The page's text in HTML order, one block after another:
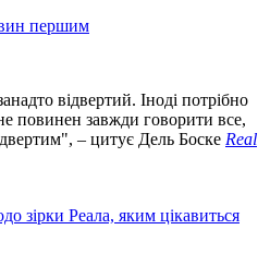
першим
відвертий. Іноді потрібно
повинен завжди говорити все,
– цитує Дель Боске Real
зірки Реала, яким цікавиться